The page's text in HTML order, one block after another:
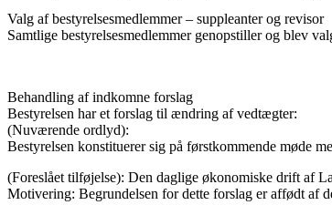
Valg af bestyrelsesmedlemmer – suppleanter og revisor
Samtlige bestyrelsesmedlemmer genopstiller og blev
Behandling af indkomne forslag
Bestyrelsen har et forslag til ændring af vedtægter:
(Nuværende ordlyd):
Bestyrelsen konstituerer sig på førstkommende møde
(Foreslået tilføjelse): Den daglige økonomiske drift af
Motivering: Begrundelsen for dette forslag er affødt af